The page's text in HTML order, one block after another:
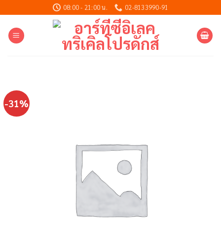
to
content
08:00 - 21:00 น. 02-8133990-91
-31%